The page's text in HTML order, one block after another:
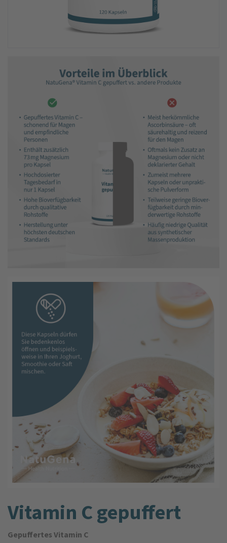
Vitamin C gepuffert
Gepuffertes Vitamin C